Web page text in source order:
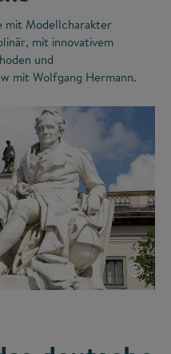
mit Modellcharakter
mit innovativem
und
mit Wolfgang Hermann.
©